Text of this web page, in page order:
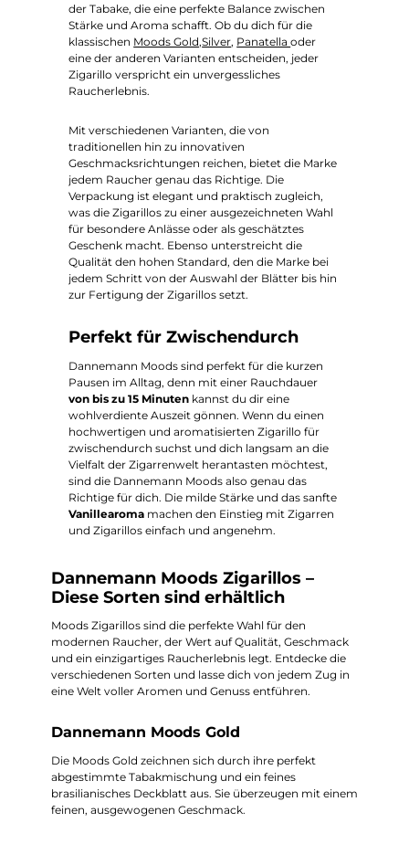
der Tabake, die eine perfekte Balance zwischen
Stärke und Aroma schafft. Ob du dich für die
klassischen Moods Gold,Silver, Panatellaoder
eine der anderen Varianten entscheiden, jeder
Zigarillo verspricht ein unvergessliches
Raucherlebnis.
Mit verschiedenen Varianten, die von
traditionellen hin zu innovativen
Geschmacksrichtungen reichen, bietet die Marke
jedem Raucher genau das Richtige. Die
Verpackung ist elegant und praktisch zugleich,
was die Zigarillos zu einer ausgezeichneten Wahl
für besondere Anlässe oder als geschätztes
Geschenk macht. Ebenso unterstreicht die
Qualität den hohen Standard, den die Marke bei
jedem Schritt von der Auswahl der Blätter bis hin
zur Fertigung der Zigarillos setzt.
Perfekt für Zwischendurch
Dannemann Moods sind perfekt für die kurzen
Pausen im Alltag, denn mit einer Rauchdauer
von bis zu 15 Minuten kannst du dir eine
wohlverdiente Auszeit gönnen. Wenn du einen
hochwertigen und aromatisierten Zigarillo für
zwischendurch suchst und dich langsam an die
Vielfalt der Zigarrenwelt herantasten möchtest,
sind die Dannemann Moods also genau das
Richtige für dich. Die milde Stärke und das sanfte
Vanillearoma machen den Einstieg mit Zigarren
und Zigarillos einfach und angenehm.
Dannemann Moods Zigarillos –
Diese Sorten sind erhältlich
Moods Zigarillos sind die perfekte Wahl für den
modernen Raucher, der Wert auf Qualität, Geschmack
und ein einzigartiges Raucherlebnis legt. Entdecke die
verschiedenen Sorten und lasse dich von jedem Zug in
eine Welt voller Aromen und Genuss entführen.
Dannemann Moods Gold
Die Moods Gold zeichnen sich durch ihre perfekt
abgestimmte Tabakmischung und ein feines
brasilianisches Deckblatt aus. Sie überzeugen mit einem
feinen, ausgewogenen Geschmack.